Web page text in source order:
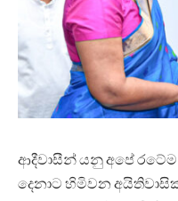
ආදීවාසීන් යනු අපේ
දෙනාට හිමිවන